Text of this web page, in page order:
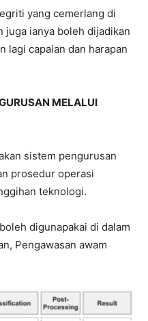
yang cemerlang di
juga ianya boleh dijadikan
lagi capaian dan harapan
MELALUI
sistem pengurusan
prosedur operasi
teknologi.
digunapakai di dalam
Pengawasan awam